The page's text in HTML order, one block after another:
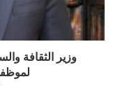
وزير الثقافة